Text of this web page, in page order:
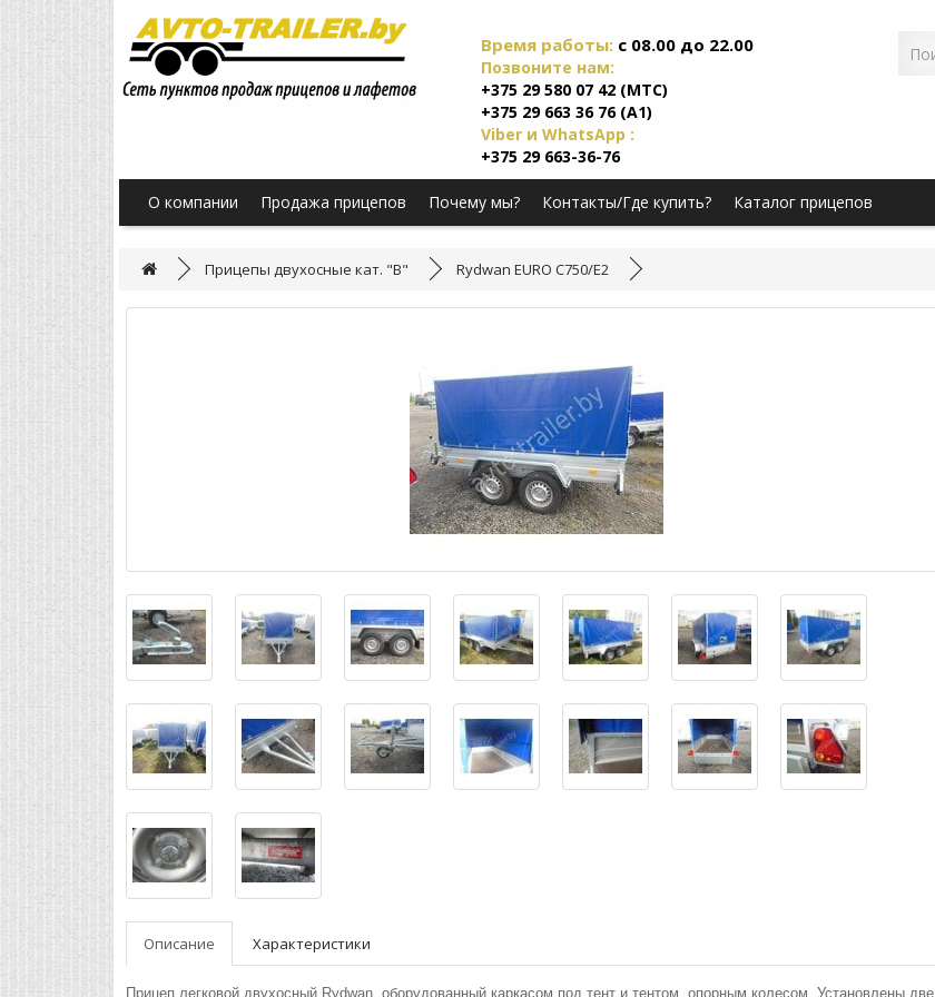
Время работы: c 08.00 до 22.00
Позвоните нам:
+375 29 580 07 42 (МТС)
+375 29 663 36 76 (А1)
Viber и WhatsApp :
+375 29 663-36-76
О компании Продажа прицепов Почему мы? Контакты/Где купить? Каталог прицепов
Прицепы двухосные кат. "B" Rydwan EURO C750/E2
Описание Характеристики
Прицеп легковой двухосный Rydwan, оборудованный каркасом под тент и тентом, опорным колесом. Установлены две